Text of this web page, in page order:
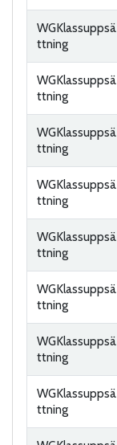
WGKlassuppsä
ttning
WGKlassuppsä
ttning
WGKlassuppsä
ttning
WGKlassuppsä
ttning
WGKlassuppsä
ttning
WGKlassuppsä
ttning
WGKlassuppsä
ttning
WGKlassuppsä
ttning